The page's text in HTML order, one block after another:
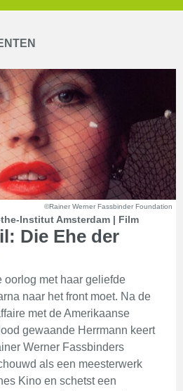
©Rainer Werner Fassbinder Foundation
Institut Amsterdam | Film
Die Ehe der
oorlog met haar geliefde
naar het front moet. Na de
met de Amerikaanse
gewaande Herrmann keert
Werner Fassbinders
als een meesterwerk
Kino en schetst een